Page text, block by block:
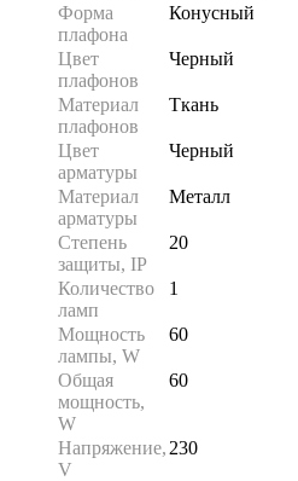
Форма
плафона
Конусный
Цвет
плафонов
Черный
Материал
плафонов
Ткань
Цвет
арматуры
Черный
Материал
арматуры
Металл
Степень
защиты, IP
20
Количество
ламп
1
Мощность
лампы, W
60
Общая
мощность,
W
60
Напряжение,
V
230